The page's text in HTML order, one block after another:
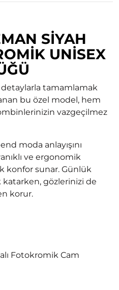
SIYAH
UNISEX
detaylarla tamamlamak
bu özel model, hem
vazgeçilmez
moda anlayışını
ve ergonomik
konfor sunar. Günlük
katarken, gözlerinizi de
korur.
Fotokromik Cam